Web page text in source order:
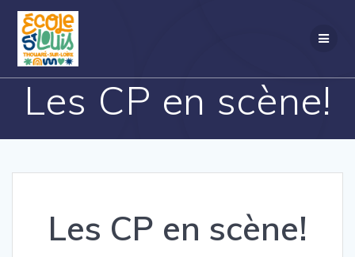
Les CP en scène!
Les CP en scène!